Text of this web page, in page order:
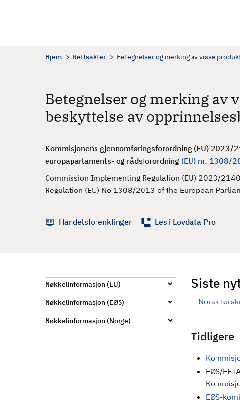
Hjem Rettsakter Betegnelser og merking av visse
Betegnelser og merking av
beskyttelse av
Kommisjonens gjennomføringsforordning (EU) 2023/
europaparlaments- og rådsforordning (EU) nr. 1308/
Commission Implementing Regulation (EU) 2023/
Regulation (EU) No 1308/2013 of the European
Handelsforenklinger Les i Lovdata Pro
Nøkkelinformasjon (EU)
Nøkkelinformasjon (EØS)
Nøkkelinformasjon (Norge)
Siste
Norsk
Tidligere
EØS/
EØS-